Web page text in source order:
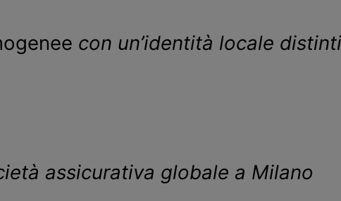
con un’identità locale
assicurativa globale a Milano